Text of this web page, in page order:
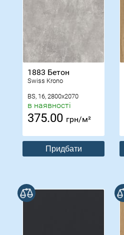
1883 Бетон
Swiss Krono
BS, 16, 2800x2070
в наявності
375.00 грн/м²
Придбати